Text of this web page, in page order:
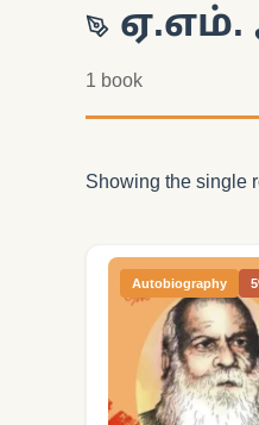
ஏ.எம்.
1 book
Showing the single
Autobiography